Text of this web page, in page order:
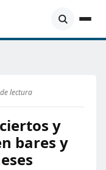
lectura
y
bares y